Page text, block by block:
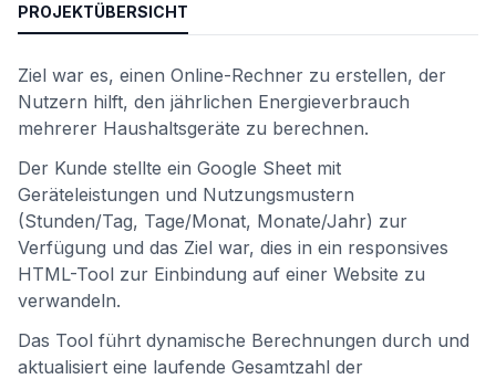
PROJEKTÜBERSICHT
Ziel war es, einen Online-Rechner zu erstellen, der
Nutzern hilft, den jährlichen Energieverbrauch
mehrerer Haushaltsgeräte zu berechnen.
Der Kunde stellte ein Google Sheet mit
Geräteleistungen und Nutzungsmustern
(Stunden/Tag, Tage/Monat, Monate/Jahr) zur
Verfügung und das Ziel war, dies in ein responsives
HTML-Tool zur Einbindung auf einer Website zu
verwandeln.
Das Tool führt dynamische Berechnungen durch und
aktualisiert eine laufende Gesamtzahl der